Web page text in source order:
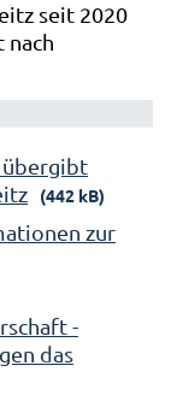
seit 2020
nach
übergibt
(442 kB)
zur
-
das